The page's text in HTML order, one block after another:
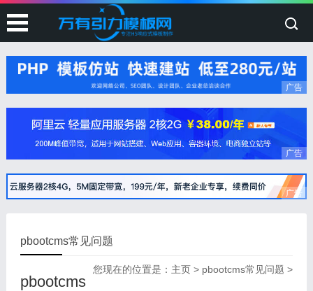
广告
广告
广告
pbootcms常见问题
您现在的位置是： 主页 > pbootcms常见问题 >
pbootcms